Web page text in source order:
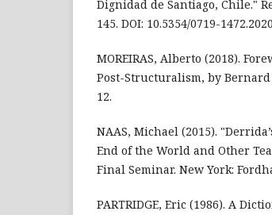
Dignidad de Santiago, Chile."
145. DOI: 10.5354/0719-
MOREIRAS, Alberto (2018).
Post-Structuralism, by Bernard
12.
NAAS, Michael (2015).
End of the World and Other
Final Seminar. New York:
PARTRIDGE, Eric (1986). A